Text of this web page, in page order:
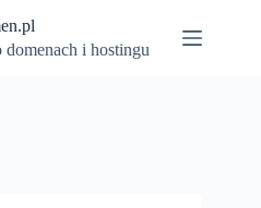
i hostingu